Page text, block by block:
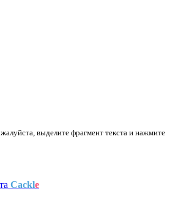
выделите фрагмент текста и нажмите
Cackle